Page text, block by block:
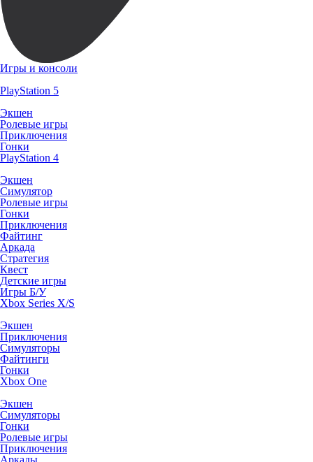
Игры и консоли
PlayStation 5
Экшен
Ролевые игры
Приключения
Гонки
PlayStation 4
Экшен
Симулятор
Ролевые игры
Гонки
Приключения
Файтинг
Аркада
Стратегия
Квест
Детские игры
Игры Б/У
Xbox Series X/S
Экшен
Приключения
Симуляторы
Файтинги
Гонки
Xbox One
Экшен
Симуляторы
Гонки
Ролевые игры
Приключения
Аркады